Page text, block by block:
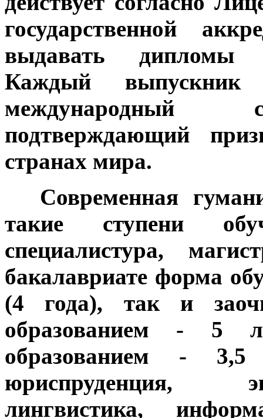
государственной
выдавать дипломы
Каждый
международный
подтверждающий
странах мира.
Современная
такие ступени
специалистура,
бакалавриате форма
(4 года), так и
образованием - 5
образованием -
юриспруденция,
лингвистика,